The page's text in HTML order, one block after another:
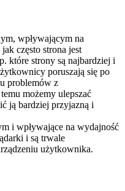
wpływającym na
często strona jest
które strony są najbardziej i
poruszają się po
problemów z
możemy ulepszać
ją bardziej przyjazną i
i wpływające na wydajność
i są trwale
użytkownika.